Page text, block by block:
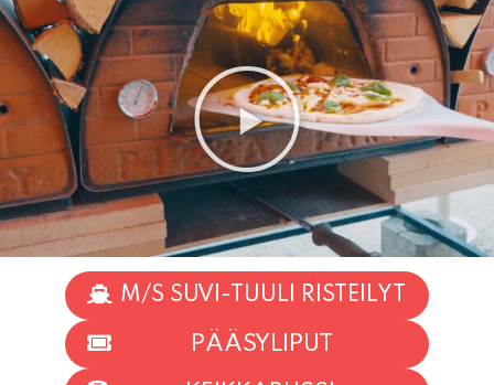
M/S SUVI-TUULI RISTEILYT
PÄÄSYLIPUT
KEIKKABUSSI